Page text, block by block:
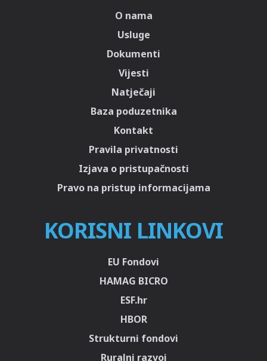
O nama
Usluge
Dokumenti
Vijesti
Natječaji
Baza poduzetnika
Kontakt
Pravila privatnosti
Izjava o pristupačnosti
Pravo na pristup informacijama
KORISNI LINKOVI
EU Fondovi
HAMAG BICRO
ESF.hr
HBOR
Strukturni fondovi
Ruralni razvoj